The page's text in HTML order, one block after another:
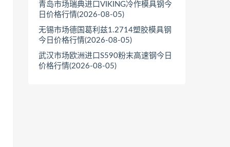
青岛市场瑞典进口VIKING冷作模具钢今
日价格行情(2026-08-05)
无锡市场德国葛利兹1.2714塑胶模具钢
今日价格行情(2026-08-05)
武汉市场欧洲进口S590粉末高速钢今日
价格行情(2026-08-05)